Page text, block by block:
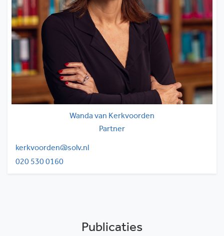
Wanda van Kerkvoorden
Partner
kerkvoorden@solv.nl
020 530 0160
Publicaties